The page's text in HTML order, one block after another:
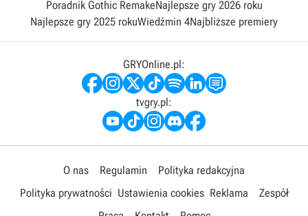
Poradnik Gothic RemakeNajlepsze gry 2026 roku
Najlepsze gry 2025 rokuWiedźmin 4Najbliższe premiery
GRYOnline.pl:
tvgry.pl:
O nas Regulamin
Polityka redakcyjna
Polityka prywatności Ustawienia cookies Reklama
Zespół